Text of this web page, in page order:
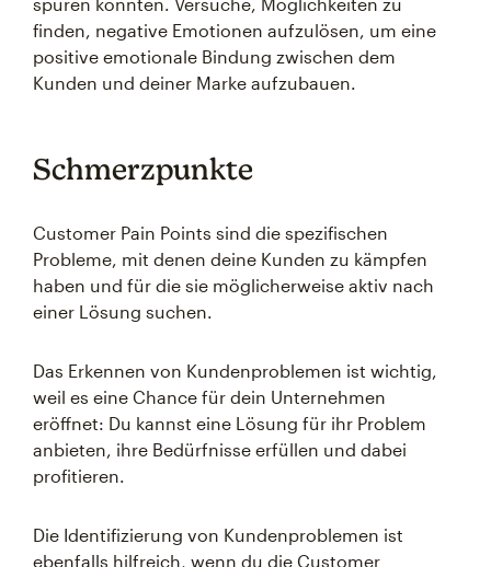
finden, negative Emotionen aufzulösen, um eine
positive emotionale Bindung zwischen dem
Kunden und deiner Marke aufzubauen.
Schmerzpunkte
Customer Pain Points sind die spezifischen
Probleme, mit denen deine Kunden zu kämpfen
haben und für die sie möglicherweise aktiv nach
einer Lösung suchen.
Das Erkennen von Kundenproblemen ist wichtig,
weil es eine Chance für dein Unternehmen
eröffnet: Du kannst eine Lösung für ihr Problem
anbieten, ihre Bedürfnisse erfüllen und dabei
profitieren.
Die Identifizierung von Kundenproblemen ist
ebenfalls hilfreich, wenn du die Customer